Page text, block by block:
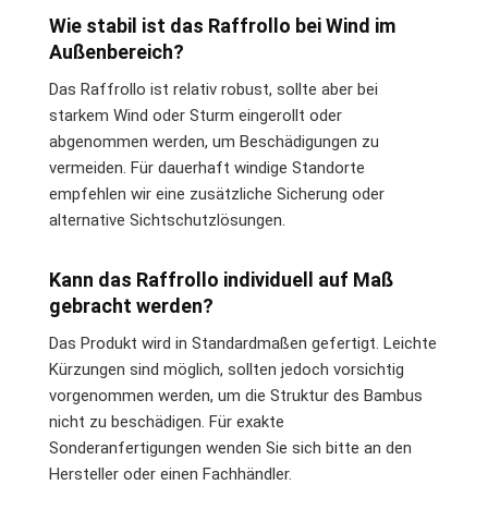
Wie stabil ist das Raffrollo bei Wind im
Außenbereich?
Das Raffrollo ist relativ robust, sollte aber bei
starkem Wind oder Sturm eingerollt oder
abgenommen werden, um Beschädigungen zu
vermeiden. Für dauerhaft windige Standorte
empfehlen wir eine zusätzliche Sicherung oder
alternative Sichtschutzlösungen.
Kann das Raffrollo individuell auf Maß
gebracht werden?
Das Produkt wird in Standardmaßen gefertigt. Leichte
Kürzungen sind möglich, sollten jedoch vorsichtig
vorgenommen werden, um die Struktur des Bambus
nicht zu beschädigen. Für exakte
Sonderanfertigungen wenden Sie sich bitte an den
Hersteller oder einen Fachhändler.